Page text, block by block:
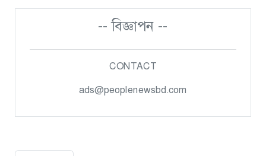
-- বিজ্ঞাপন --
CONTACT
ads@peoplenewsbd.com